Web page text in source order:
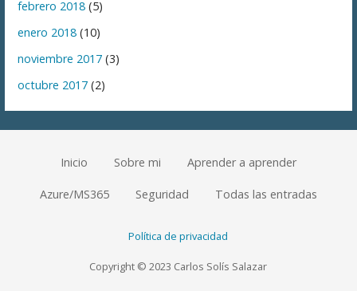
febrero 2018 (5)
enero 2018 (10)
noviembre 2017 (3)
octubre 2017 (2)
Inicio Sobre mi Aprender a aprender
Azure/MS365 Seguridad Todas las entradas
Política de privacidad
Copyright © 2023 Carlos Solís Salazar